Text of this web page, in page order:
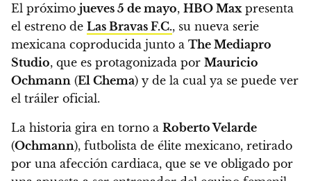
El próximo jueves 5 de mayo, HBO Max presenta
el estreno de Las Bravas F.C., su nueva serie
mexicana coproducida junto a The Mediapro
Studio, que es protagonizada por Mauricio
Ochmann (El Chema) y de la cual ya se puede ver
el tráiler oficial.
La historia gira en torno a Roberto Velarde
(Ochmann), futbolista de élite mexicano, retirado
por una afección cardiaca, que se ve obligado por